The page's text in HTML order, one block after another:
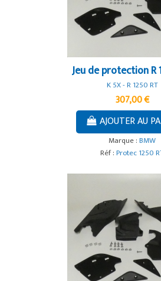
Jeu de protection R
K 5X - R 1250 RT
307,00 €
AJOUTER AU
Marque :BMW
Réf :Protec 1250